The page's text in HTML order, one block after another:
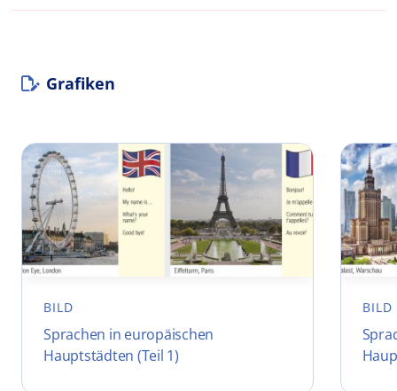
Grafiken
BILD
Sprachen in europäischen
Hauptstädten (Teil 1)
BILD